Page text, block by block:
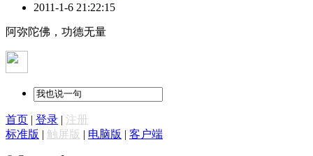
2011-1-6 21:22:15
阿弥陀佛，功德无量
首页 | 登录 | 注册
标准版 | 触屏版 | 电脑版 | 客户端